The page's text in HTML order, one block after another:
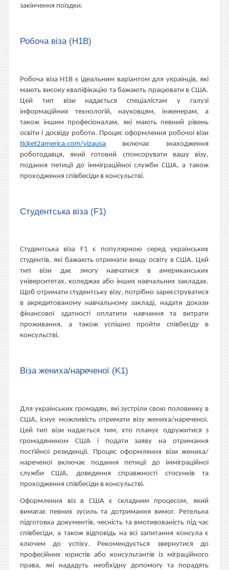
закінчення поїздки.
Робоча віза (H1B)
Робоча віза H1B є ідеальним варіантом для українців, які
мають високу кваліфікацію та бажають працювати в США.
Цей тип візи надається спеціалістам у галузі
інформаційних технологій, науковцям, інженерам, а
також іншим професіоналам, які мають певний рівень
освіти і досвіду роботи. Процес оформлення робочої візи
ticket2america.com/vizausa включає знаходження
роботодавця, який готовий спонсорувати вашу візу,
подання петиції до імміграційної служби США, а також
проходження співбесіди в консульстві.
Студентська віза (F1)
Студентська віза F1 є популярною серед українських
студентів, які бажають отримати вищу освіту в США. Цей
тип візи дає змогу навчатися в американських
університетах, коледжах або інших навчальних закладах.
Щоб отримати студентську візу, потрібно зареєструватися
в акредитованому навчальному закладі, надати докази
фінансової здатності оплатити навчання та витрати
проживання, а також успішно пройти співбесіду в
консульстві.
Віза жениха/нареченої (K1)
Для українських громадян, які зустріли свою половинку в
США, існує можливість отримати візу жениха/нареченої.
Цей тип візи надається тим, хто планує одружитися з
громадянином США і подати заяву на отримання
постійної резиденції. Процес оформлення візи жениха/
нареченої включає подання петиції до імміграційної
служби США, доведення справжності стосунків та
проходження співбесіди в консульстві.
Оформлення віз в США є складним процесом, який
вимагає певних зусиль та дотримання вимог. Ретельна
підготовка документів, чесність та вмотивованість під час
співбесіди, а також відповідь на всі запитання консула є
ключем до успіху. Рекомендується звернутися до
професійних юристів або консультантів із міграційного
права, які нададуть необхідну допомогу та порадять